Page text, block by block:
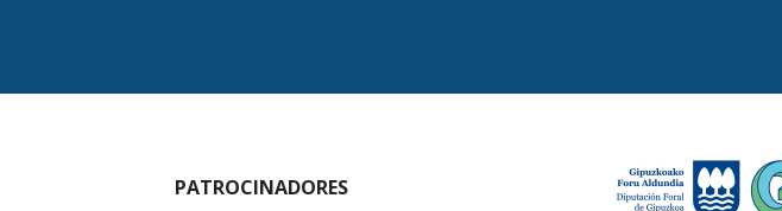
PATROCINADORES